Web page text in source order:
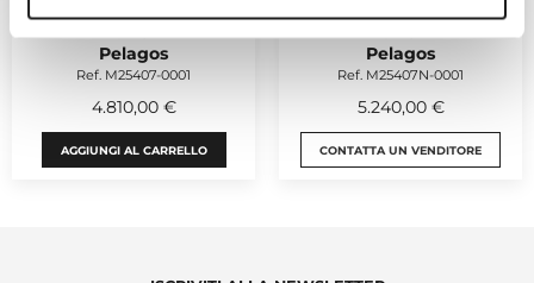
Pelagos
Ref. M25407-0001
4.810,00 €
AGGIUNGI AL CARRELLO
Pelagos
Ref. M25407N-0001
5.240,00 €
CONTATTA UN VENDITORE